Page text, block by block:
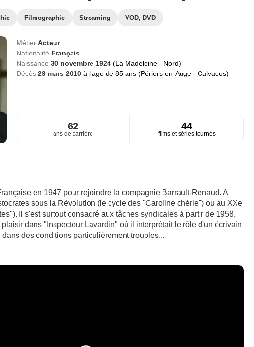
Filmographie Streaming VOD, DVD
Métier Acteur
Nationalité Français
Naissance 30 novembre 1924 (La Madeleine - Nord)
Décès 29 mars 2010 à l'age de 85 ans (Périers-en-Auge - Calvados)
62
ans de carrière
44
films et séries tournés
en 1947 pour rejoindre la compagnie Barrault-Renaud. A
sous la Révolution (le cycle des "Caroline chérie") ou au XXe
Il s'est surtout consacré aux tâches syndicales à partir de 1958,
dans "Inspecteur Lavardin" où il interprétait le rôle d'un écrivain
des conditions particulièrement troubles...